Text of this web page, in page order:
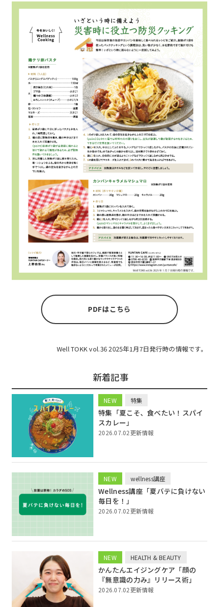
PDFはこちら
Well TOKK vol.36 2025年1月7日発行時の情報です。
新着記事
NEW 特集
特集「夏こそ、食べたい！スパイ
スカレー」
2026.07.02更新情報
NEW wellness講座
Wellness講座「夏バテに負けない
毎日を！」
2026.07.02更新情報
NEW HEALTH & BEAUTY
かんたんエイジングケア「顔の
『無意識の力み』リリース術」
2026.07.02更新情報